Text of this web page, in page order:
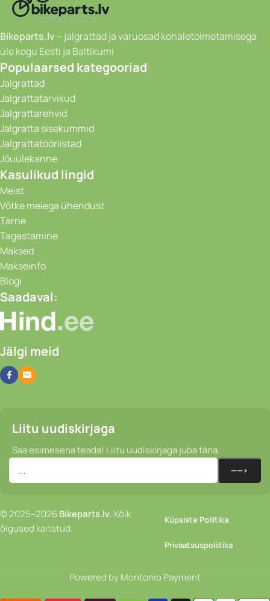
Bikeparts.lv – jalgrattad ja varuosad kohaletoimetamisega
üle kogu Eesti ja Baltikumi
Populaarsed kategooriad
Jalgrattad
Jalgrattatarvikud
Jalgrattarehvid
Jalgratta sisekummid
Jalgrattatööriistad
Jõuülekanne
Kasulikud lingid
Meist
Võtke meiega ühendust
Tarne
Tagastamine
Maksed
Makseinfo
Blogi
Saadaval:
Jälgi meid
Liitu uudiskirjaga
Saa esimesena teada! Liitu uudiskirjaga juba täna.
© 2025–2026Bikeparts.lv. Kõik
õigused kaitstud.
Küpsiste Poliitika
Privaatsuspoliitika
Powered by Montonio Payment